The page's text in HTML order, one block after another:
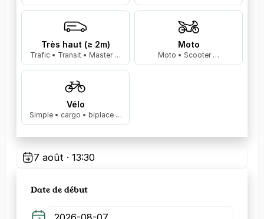
Très haut (≥ 2m)
Trafic • Transit • Master …
Moto
Moto • Scooter …
Vélo
Simple • cargo • biplace …
7 août · 13:30
Date de début